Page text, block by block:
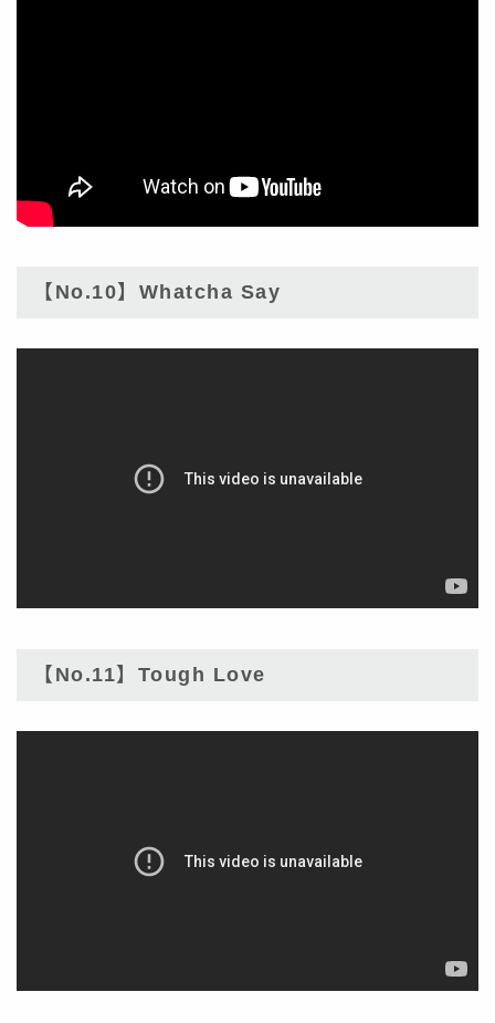
【No.10】Whatcha Say
【No.11】Tough Love